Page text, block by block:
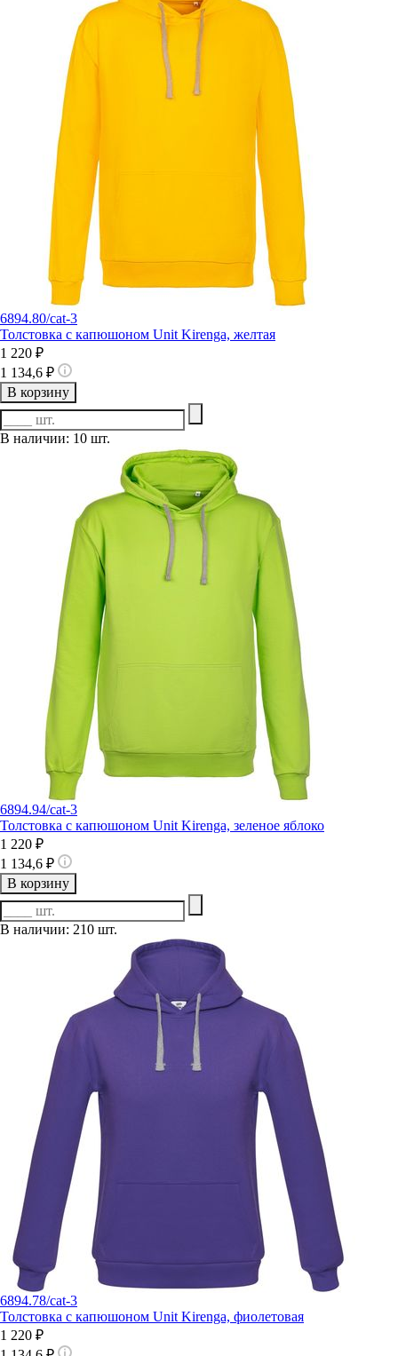
6894.80/cat-3
Толстовка с капюшоном Unit Kirenga, желтая
1 220 ₽
1 134,6 ₽
В корзину
В наличии: 10 шт.
6894.94/cat-3
Толстовка с капюшоном Unit Kirenga, зеленое яблоко
1 220 ₽
1 134,6 ₽
В корзину
В наличии: 210 шт.
6894.78/cat-3
Толстовка с капюшоном Unit Kirenga, фиолетовая
1 220 ₽